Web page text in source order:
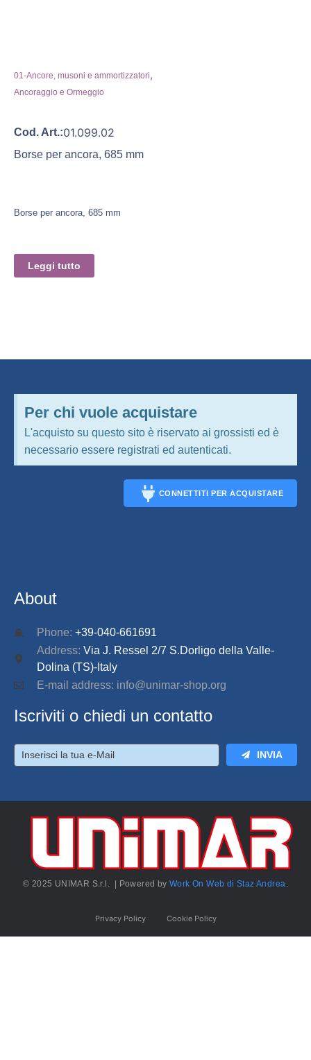
01-Ancore, musoni e ammortizzatori,
Ancoraggio e Ormeggio
Cod. Art.:01.099.02
Borse per ancora, 685 mm
Borse per ancora, 685 mm
Leggi tutto
Per chi vuole acquistare
L'acquisto su questo sito è riservato ai grossisti ed è
necessario essere registrati ed autenticati.
CONNETTITI PER ACQUISTARE
About
Phone: +39-040-661691
Address: Via J. Ressel 2/7 S.Dorligo della Valle-
Dolina (TS)-Italy
E-mail address: info@unimar-shop.org
Iscriviti o chiedi un contatto
INVIA
© 2025 UNIMAR S.r.l. | Powered byWork On Web di Staz Andrea.
Privacy Policy Cookie Policy